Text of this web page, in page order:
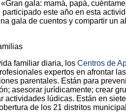
gala: mamá, papá,
este año en esta
gala de cuentos y compartir un
familiar diaria, los Centros de
expertos en afrontar
parentales. Están para
asesorar jurídicamente; crear
actividades lúdicas. Están en
de los 21 distritos